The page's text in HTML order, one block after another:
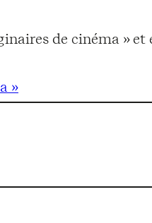
de cinéma »
»